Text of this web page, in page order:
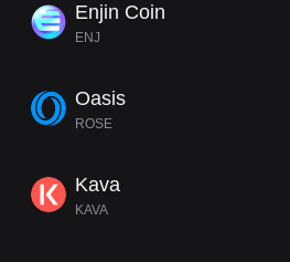
Enjin Coin
ENJ
Oasis
ROSE
Kava
KAVA